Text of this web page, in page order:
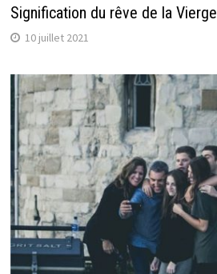
Signification du rêve de la Vierge
10 juillet 2021